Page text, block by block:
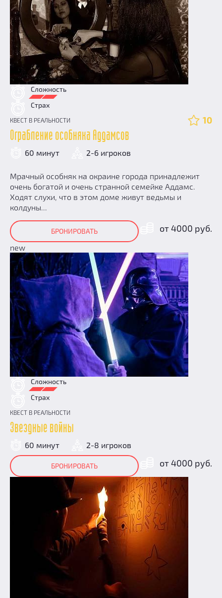
Сложность
Страх
КВЕСТ В РЕАЛЬНОСТИ 10
Ограбление особняка Аддамсов
60 минут 2-6 игроков
Мрачный особняк на окраине города принадлежит
очень богатой и очень странной семейке Аддамс.
Ходят слухи, что в этом доме живут ведьмы и
колдуны...
от 4000 руб.
БРОНИРОВАТЬ
new
Сложность
Страх
КВЕСТ В РЕАЛЬНОСТИ
Звездные войны
60 минут 2-8 игроков
от 4000 руб.
БРОНИРОВАТЬ